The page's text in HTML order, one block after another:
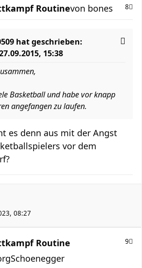
Routine 8
von bones
hat geschrieben:
15:38
Basketball und habe vor knapp
angefangen zu laufen.
es denn aus mit der Angst
vor dem
08:27
Routine 9